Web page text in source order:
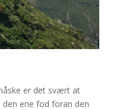
er det svært at
ene fod foran den